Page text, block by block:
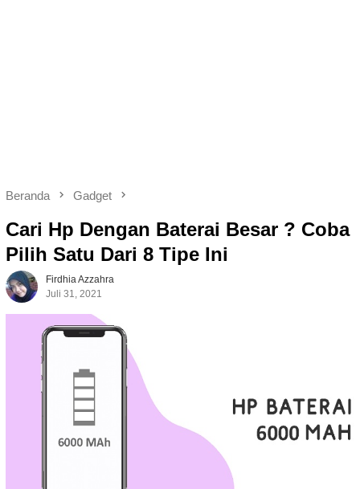
Beranda Gadget
Cari Hp Dengan Baterai Besar ? Coba
Pilih Satu Dari 8 Tipe Ini
Firdhia Azzahra
Juli 31, 2021